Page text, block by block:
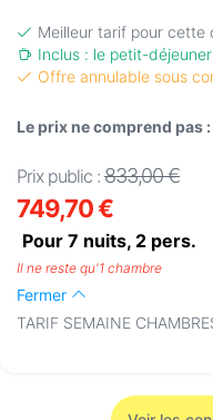
Meilleur tarif pour cette
Inclus : le petit-déjeuner
Offre annulable sous
Le prix ne comprend pas :
Prix public : 833,00 €
749,70 €
Pour 7 nuits, 2 pers.
Il ne reste qu'1 chambre
Fermer
TARIF SEMAINE